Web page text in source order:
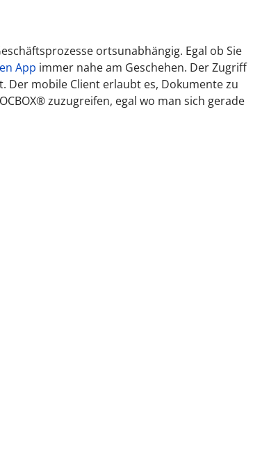
ortsunabhängig. Egal ob Sie
App immer nahe am Geschehen. Der Zugriff
Der mobile Client erlaubt es, Dokumente zu
zuzugreifen, egal wo man sich gerade